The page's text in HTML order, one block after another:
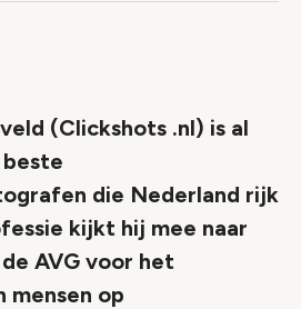
(Clickshots .nl) is al
beste
die Nederland rijk
kijkt hij mee naar
AVG voor het
op